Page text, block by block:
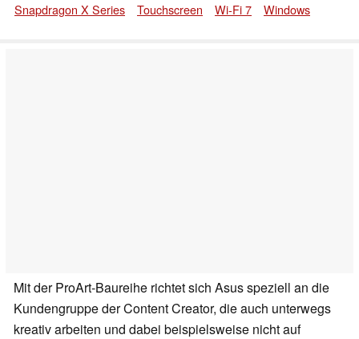
Snapdragon X Series
Touchscreen Wi-Fi 7 Windows
Mit der ProArt-Baureihe richtet sich Asus speziell an die
Kundengruppe der Content Creator, die auch unterwegs
kreativ arbeiten und dabei beispielsweise nicht auf